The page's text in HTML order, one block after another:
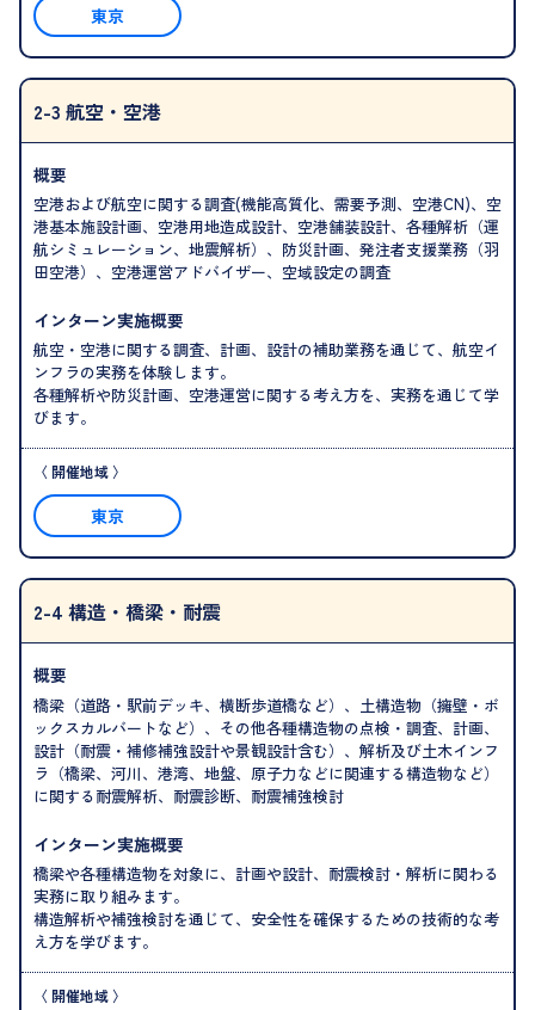
東京
2-3 航空・空港
概要
空港および航空に関する調査(機能高質化、需要予測、空港CN)、空
港基本施設計画、空港用地造成設計、空港舗装設計、各種解析（運
航シミュレーション、地震解析）、防災計画、発注者支援業務（羽
田空港）、空港運営アドバイザー、空域設定の調査
インターン実施概要
航空・空港に関する調査、計画、設計の補助業務を通じて、航空イ
ンフラの実務を体験します。
各種解析や防災計画、空港運営に関する考え方を、実務を通じて学
びます。
東京
2-4 構造・橋梁・耐震
概要
橋梁（道路・駅前デッキ、横断歩道橋など）、土構造物（擁壁・ボ
ックスカルバートなど）、その他各種構造物の点検・調査、計画、
設計（耐震・補修補強設計や景観設計含む）、解析及び土木インフ
ラ（橋梁、河川、港湾、地盤、原子力などに関連する構造物など）
に関する耐震解析、耐震診断、耐震補強検討
インターン実施概要
橋梁や各種構造物を対象に、計画や設計、耐震検討・解析に関わる
実務に取り組みます。
構造解析や補強検討を通じて、安全性を確保するための技術的な考
え方を学びます。